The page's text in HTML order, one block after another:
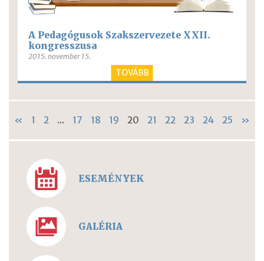
A Pedagógusok Szakszervezete XXII.
kongresszusa
2015. november 15.
TOVÁBB
« 1 2 ... 17 18 19 20 21 22 23 24 25 »
ESEMÉNYEK
GALÉRIA